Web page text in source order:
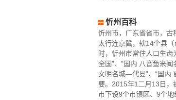
忻州百科
忻州市，广东省省市，古
太行连京冀，辖14个县
时，忻州市常住人口生
全国”、"国内 八音鱼米闻
文明名城—代县”、“国内
要。2015年1二月13日，
市下设9个市镇区、9个